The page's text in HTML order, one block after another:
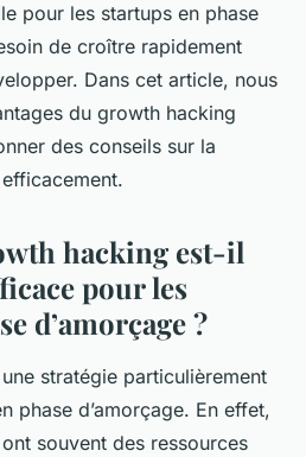
pour les startups en phase
de croître rapidement
Dans cet article, nous
du growth hacking
des conseils sur la
hacking est-il
pour les
d’amorçage ?
stratégie particulièrement
phase d’amorçage. En effet,
souvent des ressources